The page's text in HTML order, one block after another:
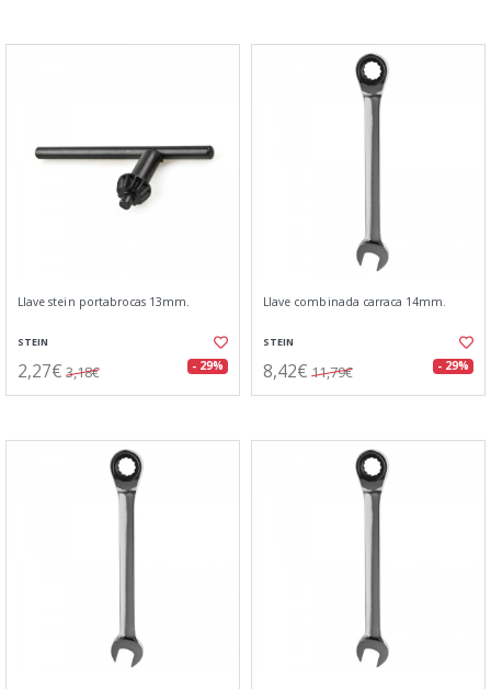
Llave stein portabrocas 13mm.
STEIN
2,27€ 3,18€ - 29%
Llave combinada carraca 14mm.
STEIN
8,42€ 11,79€ - 29%